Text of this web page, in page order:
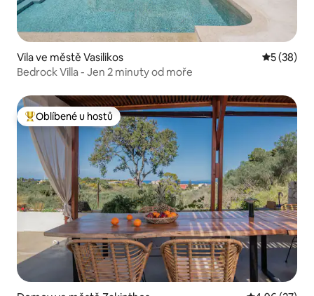
Vila ve městě Vasilikos Průměrné
5 (38)
Bedrock Villa - Jen 2 minuty od moře
Nejlepší v kategorii Oblíbené u hostů
Oblíbené u hostů